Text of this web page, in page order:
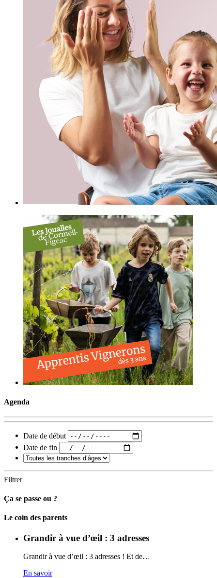
Agenda
Date de début
Date de fin
Filtrer
Ça se passe ou ?
Carto
Le coin des parents
Grandir à vue d’œil : 3 adresses
Grandir à vue d’œil : 3 adresses ! Et de…
En savoir